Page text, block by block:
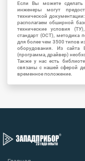
Если Вы можете сделать
инженеры могут
технической
располагаем обширной
технические условия
стандарт (ОСТ), методика
для более чем 3500 типов
оборудования. Из
(программа, драйвер)
Также у нас есть
связаны с нашей сферой
временное положение.